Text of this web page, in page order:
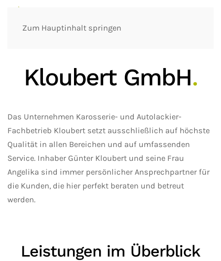
Zum Hauptinhalt springen
Kloubert GmbH.
Das Unternehmen Karosserie- und Autolackier-
Fachbetrieb Kloubert setzt ausschließlich auf höchste
Qualität in allen Bereichen und auf umfassenden
Service. Inhaber Günter Kloubert und seine Frau
Angelika sind immer persönlicher Ansprechpartner für
die Kunden, die hier perfekt beraten und betreut
werden.
Leistungen im Überblick